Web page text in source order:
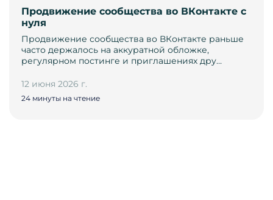
Продвижение сообщества во ВКонтакте с
нуля
Продвижение сообщества во ВКонтакте раньше
часто держалось на аккуратной обложке,
регулярном постинге и приглашениях дру…
12 июня 2026 г.
24 минуты на чтение